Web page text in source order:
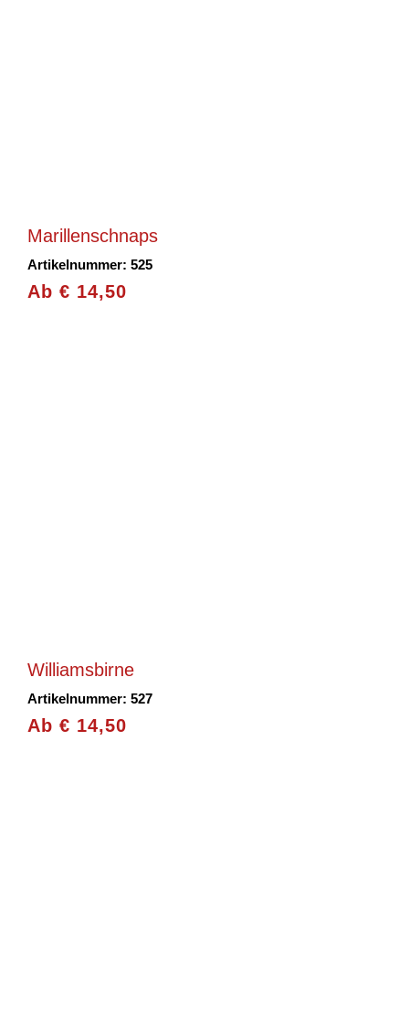
Marillenschnaps
Artikelnummer: 525
Ab € 14,50
Williamsbirne
Artikelnummer: 527
Ab € 14,50